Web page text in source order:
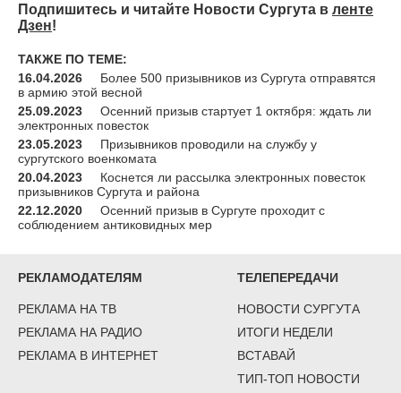
Подпишитесь и читайте Новости Сургута в ленте
Дзен!
ТАКЖЕ ПО ТЕМЕ:
16.04.2026
Более 500 призывников из Сургута отправятся
в армию этой весной
25.09.2023
Осенний призыв стартует 1 октября: ждать ли
электронных повесток
23.05.2023
Призывников проводили на службу у
сургутского военкомата
20.04.2023
Коснется ли рассылка электронных повесток
призывников Сургута и района
22.12.2020
Осенний призыв в Сургуте проходит с
соблюдением антиковидных мер
РЕКЛАМОДАТЕЛЯМ
РЕКЛАМА НА ТВ
РЕКЛАМА НА РАДИО
РЕКЛАМА В ИНТЕРНЕТ
ТЕЛЕПЕРЕДАЧИ
НОВОСТИ СУРГУТА
ИТОГИ НЕДЕЛИ
ВСТАВАЙ
ТИП-ТОП НОВОСТИ